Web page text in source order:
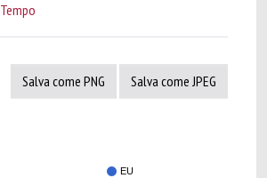
Tempo
Salva come PNG Salva come JPEG
EU